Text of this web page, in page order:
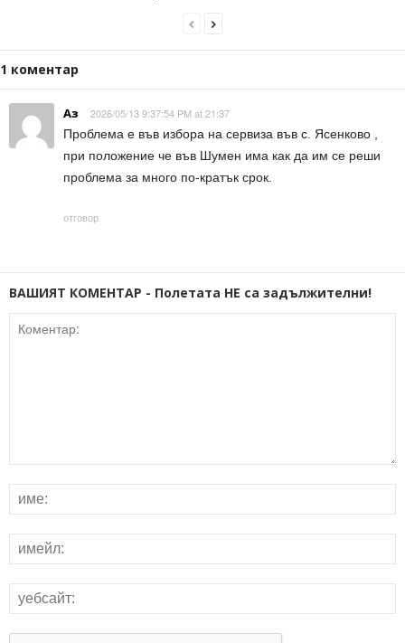
1 коментар
Аз
2026/05/13 9:37:54 PM at 21:37
Проблема е във избора на сервиза във с. Ясенково ,
при положение че във Шумен има как да им се реши
проблема за много по-кратък срок.
отговор
ВАШИЯТ КОМЕНТАР - Полетата НЕ са задължителни!